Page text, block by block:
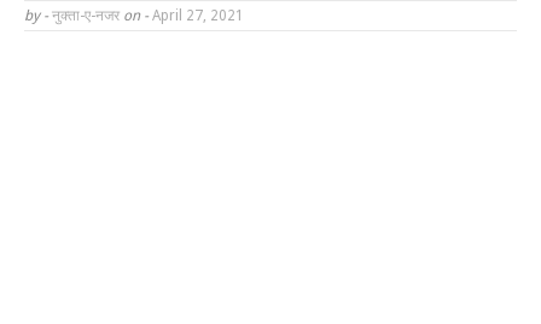
by - नुक्ता-ए-नजर on - April 27, 2021